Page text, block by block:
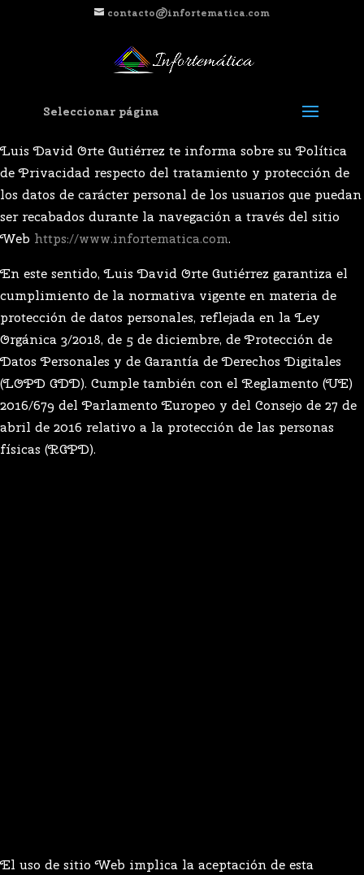
contacto@infortematica.com
Seleccionar página
Luis David Orte Gutiérrez te informa sobre su Política
de Privacidad respecto del tratamiento y protección de
los datos de carácter personal de los usuarios que puedan
ser recabados durante la navegación a través del sitio
Web https://www.infortematica.com.
En este sentido, Luis David Orte Gutiérrez garantiza el
cumplimiento de la normativa vigente en materia de
protección de datos personales, reflejada en la Ley
Orgánica 3/2018, de 5 de diciembre, de Protección de
Datos Personales y de Garantía de Derechos Digitales
(LOPD GDD). Cumple también con el Reglamento (UE)
2016/679 del Parlamento Europeo y del Consejo de 27 de
abril de 2016 relativo a la protección de las personas
físicas (RGPD).
El uso de sitio Web implica la aceptación de esta